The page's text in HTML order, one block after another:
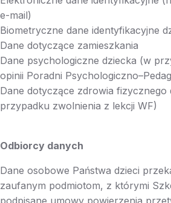
e-mail)
Biometryczne dane identyfikacyjne
Dane dotyczące zamieszkania
Dane psychologiczne dziecka (w
opinii Poradni
Dane dotyczące zdrowia fizycznego
przypadku zwolnienia z lekcji WF)
Odbiorcy danych
Dane osobowe Państwa dzieci
zaufanym podmiotom, z którymi
podpisane umowy powierzenia